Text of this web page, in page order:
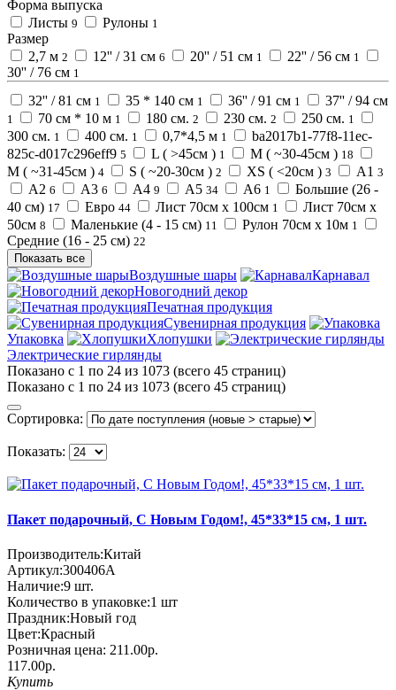
Форма выпуска
Листы 9 Рулоны 1
Размер
2,7 м 2 12'' / 31 см 6 20'' / 51 см 1 22'' / 56 см 1
30'' / 76 см 1
32'' / 81 см 1 35 * 140 см 1 36'' / 91 см 1 37'' / 94 см
1 70 см * 10 м 1 180 см. 2 230 см. 2 250 см. 1
300 см. 1 400 см. 1 0,7*4,5 м 1
ba2017b1-77f8-11ec-
825c-d017c296eff9 5 L ( >45см ) 1 M ( ~30-45см ) 18
M ( ~31-45см ) 4 S ( ~20-30см ) 2 XS ( <20см ) 3 А1 3
А2 6 А3 6 А4 9 А5 34 А6 1
Большие (26 -
40 см) 17 Евро 44 Лист 70см х 100см 1
Лист 70см х
50см 8 Маленькие (4 - 15 см) 11 Рулон 70см х 10м 1
Средние (16 - 25 см) 22
Показать все
Воздушные шары
Карнавал
Новогодний декор
Печатная продукция
Сувенирная продукция
Упаковка
Хлопушки
Электрические гирлянды
Показано с 1 по 24 из 1073 (всего 45 страниц)
Показано с 1 по 24 из 1073 (всего 45 страниц)
Сортировка:
Показать:
Пакет подарочный, С Новым Годом!, 45*33*15 см, 1 шт.
Производитель:Китай
Артикул:300406A
Наличие:9 шт.
Количество в упаковке:1 шт
Праздник:Новый год
Цвет:Красный
Розничная цена: 211.00р.
117.00р.
Купить